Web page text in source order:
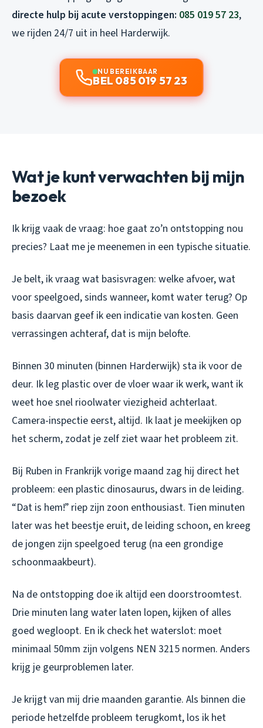
directe hulp bij acute verstoppingen: 085 019 57 23,
we rijden 24/7 uit in heel Harderwijk.
NU BEREIKBAAR
BEL 085 019 57 23
Wat je kunt verwachten bij mijn
bezoek
Ik krijg vaak de vraag: hoe gaat zo’n ontstopping nou
precies? Laat me je meenemen in een typische situatie.
Je belt, ik vraag wat basisvragen: welke afvoer, wat
voor speelgoed, sinds wanneer, komt water terug? Op
basis daarvan geef ik een indicatie van kosten. Geen
verrassingen achteraf, dat is mijn belofte.
Binnen 30 minuten (binnen Harderwijk) sta ik voor de
deur. Ik leg plastic over de vloer waar ik werk, want ik
weet hoe snel rioolwater viezigheid achterlaat.
Camera-inspectie eerst, altijd. Ik laat je meekijken op
het scherm, zodat je zelf ziet waar het probleem zit.
Bij Ruben in Frankrijk vorige maand zag hij direct het
probleem: een plastic dinosaurus, dwars in de leiding.
“Dat is hem!” riep zijn zoon enthousiast. Tien minuten
later was het beestje eruit, de leiding schoon, en kreeg
de jongen zijn speelgoed terug (na een grondige
schoonmaakbeurt).
Na de ontstopping doe ik altijd een doorstroomtest.
Drie minuten lang water laten lopen, kijken of alles
goed wegloopt. En ik check het waterslot: moet
minimaal 50mm zijn volgens NEN 3215 normen. Anders
krijg je geurproblemen later.
Je krijgt van mij drie maanden garantie. Als binnen die
periode hetzelfde probleem terugkomt, los ik het